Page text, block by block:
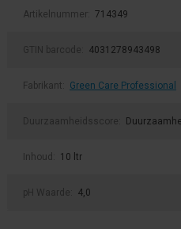
Artikelnummer: 714349
GTIN barcode: 4031278943498
Fabrikant: Green Care Professional
Duurzaamheidsscore:
Inhoud: 10 ltr
pH Waarde: 4,0